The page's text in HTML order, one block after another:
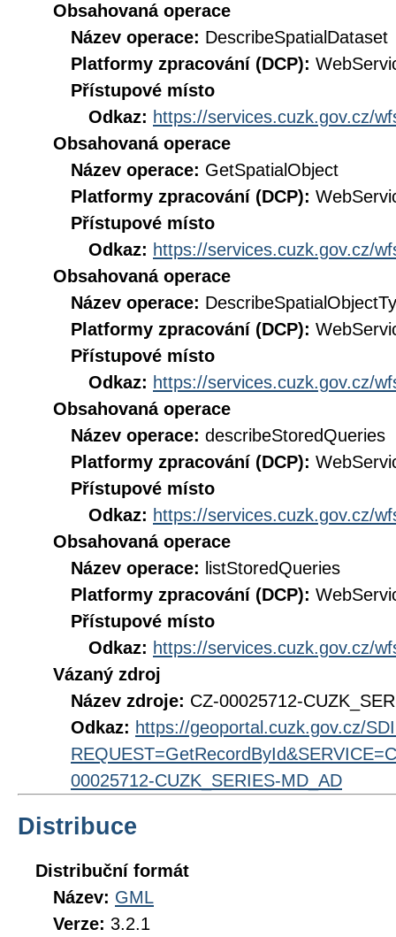
Obsahovaná operace
Název operace: DescribeSpatialDataset
Platformy zpracování (DCP):
Přístupové místo
Odkaz: https://services.cuzk.gov.cz/
Obsahovaná operace
Název operace: GetSpatialObject
Platformy zpracování (DCP):
Přístupové místo
Odkaz: https://services.cuzk.gov.cz/
Obsahovaná operace
Název operace:
Platformy zpracování (DCP):
Přístupové místo
Odkaz: https://services.cuzk.gov.cz/
Obsahovaná operace
Název operace: describeStoredQueries
Platformy zpracování (DCP):
Přístupové místo
Odkaz: https://services.cuzk.gov.cz/
Obsahovaná operace
Název operace: listStoredQueries
Platformy zpracování (DCP):
Přístupové místo
Odkaz: https://services.cuzk.gov.cz/
Vázaný zdroj
Název zdroje: CZ-00025712-
Odkaz: https://geoportal.cuzk.gov.cz/
00025712-CUZK_SERIES-MD_AD
Distribuce
Distribuční formát
Název: GML
Verze: 3.2.1